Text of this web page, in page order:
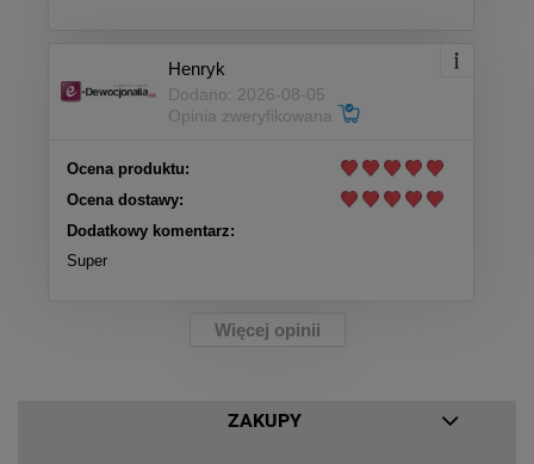
Henryk
Dodano: 2026-08-05
Opinia zweryfikowana
Ocena produktu:
Ocena dostawy:
Dodatkowy komentarz:
Super
Więcej opinii
ZAKUPY